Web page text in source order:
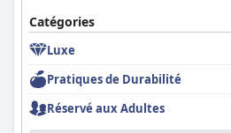
Catégories
Luxe
Pratiques de Durabilité
Réservé aux Adultes